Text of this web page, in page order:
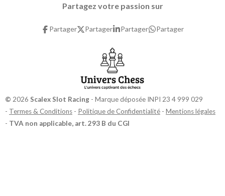
s
a
m
u
u
b
e
c
b
Partagez votre passion sur
Partager Partager Partager Partager
© 2026 Scalex Slot Racing - Marque déposée INPI 23 4 999 029
- Termes & Conditions - Politique de Confidentialité - Mentions légales
- TVA non applicable, art. 293 B du CGI